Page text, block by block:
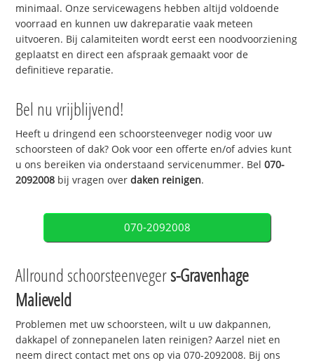
minimaal. Onze servicewagens hebben altijd voldoende
voorraad en kunnen uw dakreparatie vaak meteen
uitvoeren. Bij calamiteiten wordt eerst een noodvoorziening
geplaatst en direct een afspraak gemaakt voor de
definitieve reparatie.
Bel nu vrijblijvend!
Heeft u dringend een schoorsteenveger nodig voor uw
schoorsteen of dak? Ook voor een offerte en/of advies kunt
u ons bereiken via onderstaand servicenummer. Bel070-
2092008 bij vragen overdaken reinigen.
070-2092008
Allround schoorsteenvegers-Gravenhage
Malieveld
Problemen met uw schoorsteen, wilt u uw dakpannen,
dakkapel of zonnepanelen laten reinigen? Aarzel niet en
neem direct contact met ons op via 070-2092008. Bij ons